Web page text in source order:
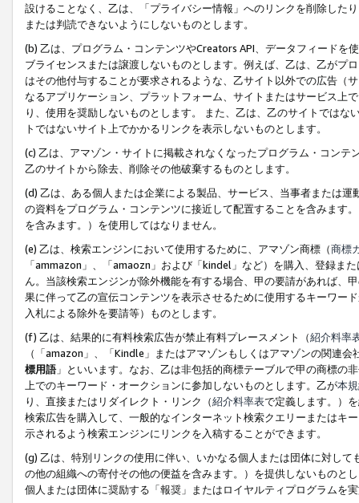
設けることなく、乙は、「プライバシー情報」へのリンクを削除した
または判読できないようにしないものとします。
(b) 乙は、プログラム・コンテンツやCreators API、データフィード
ブライセンスまたは譲渡しないものとします。例えば、乙は、乙がプ
はその他付与することが要求されるような、乙サイト以外での広告（
なるアプリケーション、プラットフォーム、サイトまたはサービス上
り、使用を奨励しないものとします。 また、乙は、乙のサイトでは
トではないサイト上でかかるリンクを表示しないものとします。
(c) 乙は、アマゾン・サイトに掲載されなくなったプログラム・コン
乙のサイトから除去、削除その他破棄するものとします。
(d) 乙は、ある個人または企業による製品、サービス、当事者または
の資料をプログラム・コンテンツに接近して配置することを含みます
を含みます。）を使用してはなりません。
(e) 乙は、検索エンジンにおいて使用するために、アマゾン商標（商標
「ammazon」、「amaozn」および「kindel」など）を購入、登録ま
ん。当該検索エンジンが除外機能を有する場合、甲の要請があれば、
果に伴って乙の宣伝コンテンツを表示させるために使用するキーワー
入札による除外を要請等）ものとします。
(f) 乙は、結果的に有料検索広告が禁止有料プレースメント（紹介料率
（「amazon」、「Kindle」またはアマゾンもしくはアマゾンの関連
標用語」といいます。なお、乙は非包括的商標テーブルで甲の商標の
上でのキーワード・オークションに参加しないものとします。乙が本
り、直接またはリダイレクト・リンク（紹介料率表で定義します。）
検索広告を購入して、一般的なインターネット検索クエリーまたはキ
示されるよう検索エンジンにリンクを入稿することができます。
(g) 乙は、特別リンクの使用に伴い、いかなる個人または団体に対し
の他の組織への寄付その他の便益を含みます。）を提供しないものと
個人または団体に奨励する「報奨」またはロイヤルティプログラムを